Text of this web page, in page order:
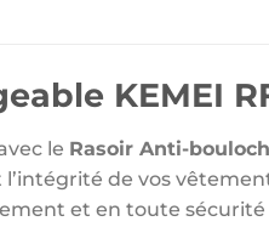
KEMEI
le Rasoir Anti-
de vos
et en toute